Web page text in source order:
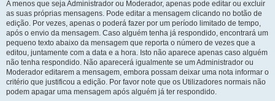
A menos que seja Administrador ou Moderador, apenas pode editar ou excluir
as suas próprias mensagens. Pode editar a mensagem clicando no botão de
edição. Por vezes, apenas o poderá fazer por um período limitado de tempo,
após o envio da mensagem. Caso alguém tenha já respondido, encontrará um
pequeno texto abaixo da mensagem que reporta o número de vezes que a
editou, juntamente com a data e a hora. Isto não aparece apenas caso alguém
não tenha respondido. Não aparecerá igualmente se um Administrador ou
Moderador editarem a mensagem, embora possam deixar uma nota informar o
critério que justificou a edição. Por favor note que os Utilizadores normais não
podem apagar uma mensagem após alguém já ter respondido.